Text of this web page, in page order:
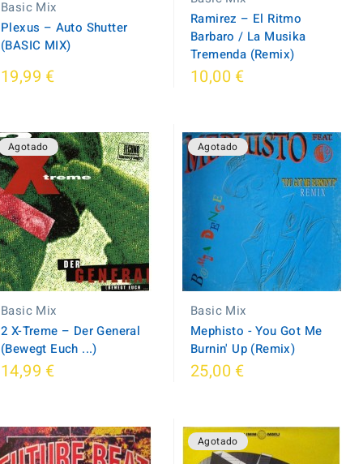
Basic Mix
Plexus ‎– Auto Shutter
(BASIC MIX)
19,99 €
Ramirez ‎– El Ritmo
Barbaro / La Musika
Tremenda (Remix)
10,00 €
Agotado
Basic Mix
2 X-Treme ‎– Der General
(Bewegt Euch ...)
14,99 €
Agotado
Basic Mix
Mephisto - You Got Me
Burnin' Up (Remix)
25,00 €
Agotado